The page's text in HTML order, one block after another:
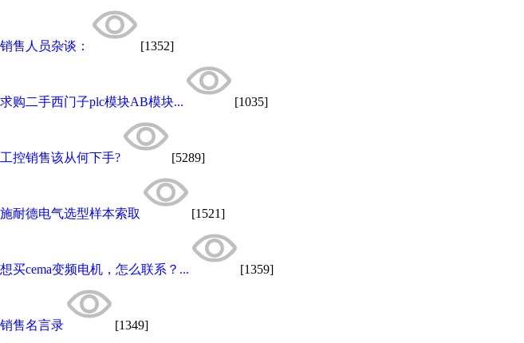
销售人员杂谈： [1352]
求购二手西门子plc模块AB模块... [1035]
工控销售该从何下手? [5289]
施耐德电气选型样本索取 [1521]
想买cema变频电机，怎么联系？... [1359]
销售名言录 [1349]